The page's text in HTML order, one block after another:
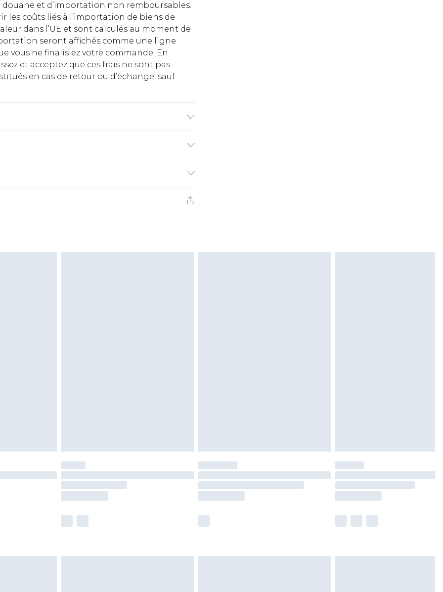
douane et d’importation non remboursables.
les coûts liés à l’importation de biens de
dans l’UE et sont calculés au moment de
seront affichés comme une ligne
vous ne finalisiez votre commande. En
et acceptez que ces frais ne sont pas
en cas de retour ou d’échange, sauf
€2.99
€9.99